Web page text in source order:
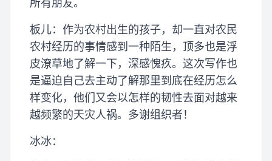
所有朋友。
板儿：作为农村出生的孩子，却一直对农民
农村经历的事情感到一种陌生，顶多也是浮
皮潦草地了解一下，深感愧疚。这次写作也
是逼迫自己去主动了解那里到底在经历怎么
样变化，他们又会以怎样的韧性去面对越来
越频繁的天灾人祸。多谢组织者！
冰冰：